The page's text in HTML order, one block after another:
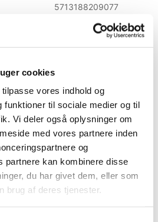
cookies
vores indhold og
funktioner til sociale medier og til
Vi deler også oplysninger om
med vores partnere inden
og
partnere kan kombinere disse
du har givet dem, eller som
brug af deres tjenester.
5713188209077
med denne vare